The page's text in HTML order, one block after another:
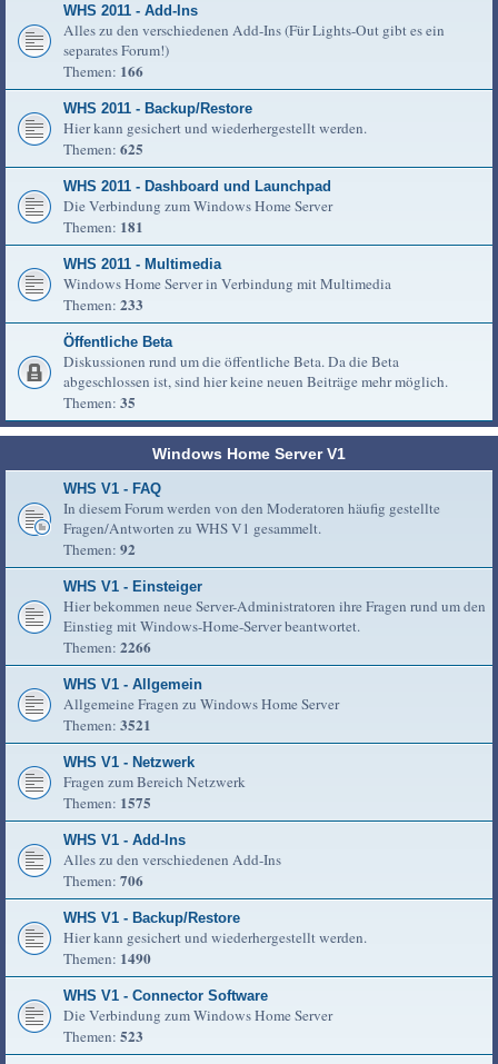
WHS 2011 - Add-Ins
Alles zu den verschiedenen Add-Ins (Für Lights-Out gibt es ein
separates Forum!)
Themen: 166
WHS 2011 - Backup/Restore
Hier kann gesichert und wiederhergestellt werden.
Themen: 625
WHS 2011 - Dashboard und Launchpad
Die Verbindung zum Windows Home Server
Themen: 181
WHS 2011 - Multimedia
Windows Home Server in Verbindung mit Multimedia
Themen: 233
Öffentliche Beta
Diskussionen rund um die öffentliche Beta. Da die Beta
abgeschlossen ist, sind hier keine neuen Beiträge mehr möglich.
Themen: 35
Windows Home Server V1
WHS V1 - FAQ
In diesem Forum werden von den Moderatoren häufig gestellte
Fragen/Antworten zu WHS V1 gesammelt.
Themen: 92
WHS V1 - Einsteiger
Hier bekommen neue Server-Administratoren ihre Fragen rund um den
Einstieg mit Windows-Home-Server beantwortet.
Themen: 2266
WHS V1 - Allgemein
Allgemeine Fragen zu Windows Home Server
Themen: 3521
WHS V1 - Netzwerk
Fragen zum Bereich Netzwerk
Themen: 1575
WHS V1 - Add-Ins
Alles zu den verschiedenen Add-Ins
Themen: 706
WHS V1 - Backup/Restore
Hier kann gesichert und wiederhergestellt werden.
Themen: 1490
WHS V1 - Connector Software
Die Verbindung zum Windows Home Server
Themen: 523